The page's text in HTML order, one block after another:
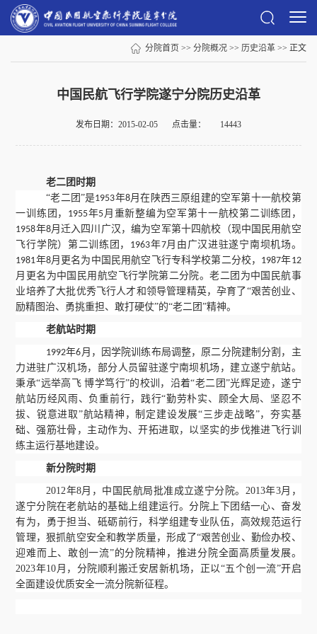
分院首页 >> 分院概况 >> 历史沿革 >> 正文
中国民航飞行学院遂宁分院历史沿革
发布日期：2015-02-05 点击量： 14443
老二团时期
“老二团”是1953年8月在陕西三原组建的空军第十一航校第
一训练团， 1955年5月重新整编为空军第十一航校第二训练团，
1958年8月迁入四川广汉，编为空军第十四航校（现中国民用航空
飞行学院）第二训练团， 1963年7月由广汉进驻遂宁南坝机场。
1981年8月更名为中国民用航空飞行专科学校第二分校， 1987年12
月更名为中国民用航空飞行学院第二分院。老二团为中国民航事
业培养了大批优秀飞行人才和领导管理精英，孕育了“艰苦创业、
励精图治、勇挑重担、敢打硬仗”的“老二团”精神。
老航站时期
1992年6月，因学院训练布局调整， 原二分院建制分割，主
力进驻广汉机场，部分人员留驻遂宁南坝机场，建立遂宁航站。
秉承“远举高飞 博学笃行”的校训，沿着“老二团”光辉足迹，遂宁
航站历经风雨、负重前行，践行“勤劳朴实、顾全大局、坚忍不
拔、锐意进取”航站精神，制定建设发展“三步走战略”，夯实基
础、强筋壮骨，主动作为、开拓进取，以坚实的步伐推进飞行训
练主运行基地建设。
新分院时期
2012年8月，中国民航局批准成立遂宁分院。2013年3月，
遂宁分院在老航站的基础上组建运行。分院上下团结一心、奋发
有为，勇于担当、砥砺前行，科学组建专业队伍，高效规范运行
管理，狠抓航空安全和教学质量，形成了“艰苦创业、勤俭办校、
迎难而上、敢创一流”的分院精神，推进分院全面高质量发展。
2023年10月，分院顺利搬迁安居新机场，正以“五个创一流”开启
全面建设优质安全一流分院新征程。